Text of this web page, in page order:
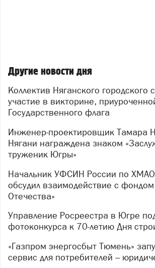
Другие новости дня
Коллектив Няганского городского суда принял
участие в викторине,
Государственного флага
Инженер-проектировщик Тамара Нохрина из
Нягани награждена знаком
труженик Югры»
Начальник УФСИН России по ХМАО – Югре
обсудил взаимодействие с
Отечества»
Управление Росреестра в Югре подводит итоги
фотоконкурса к 70-летию Дня
«Газпром энергосбыт Тюмень» запустил новый
сервис для потребителей –